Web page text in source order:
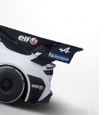
Alpine